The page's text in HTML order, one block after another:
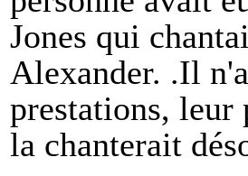
Jones qui
Alexander. .Il
prestations, leur
la chanterait